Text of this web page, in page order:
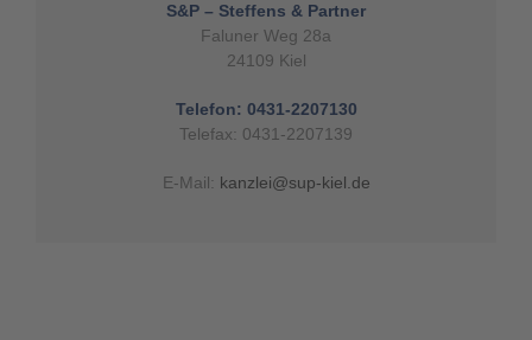
S&P – Steffens & Partner
Faluner Weg 28a
24109 Kiel
Telefon: 0431-2207130
Telefax: 0431-2207139
E-Mail: kanzlei@sup-kiel.de